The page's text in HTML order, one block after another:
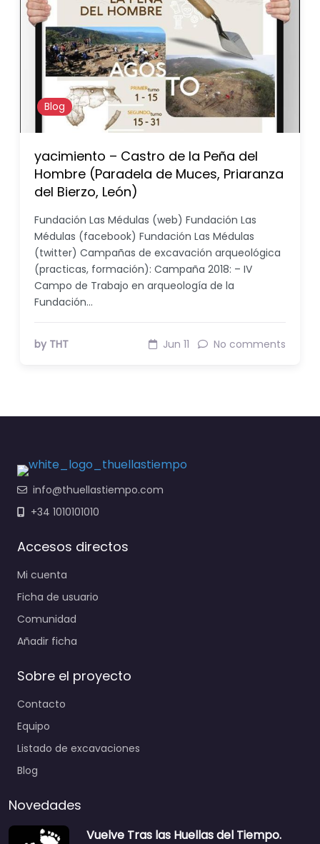
Blog
yacimiento – Castro de la Peña del
Hombre (Paradela de Muces, Priaranza
del Bierzo, León)
Fundación Las Médulas (web) Fundación Las
Médulas (facebook) Fundación Las Médulas
(twitter) Campañas de excavación arqueológica
(practicas, formación): Campaña 2018: – IV
Campo de Trabajo en arqueología de la
Fundación…
by THT Jun 11 No comments
info@thuellastiempo.com
+34 1010101010
Accesos directos
Mi cuenta
Ficha de usuario
Comunidad
Añadir ficha
Sobre el proyecto
Contacto
Equipo
Listado de excavaciones
Blog
Novedades
Vuelve Tras las Huellas del Tiempo.